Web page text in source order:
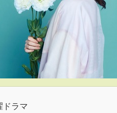
ドラマ